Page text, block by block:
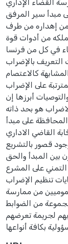
القضاء الإداري
مبدأ سير المرفق
من إهداره من طرف
من أدوات قوة.
في كل من فرنسا
بالإضراب
كالاعتصام
على الإضراب.
أبرزها إن
هو بحد ذاته
على مبدأ
القاضي الاداري
قصور بالتشريع
بين المبدأ والحق.
على المشرع
تنظيم الإضراب
من ممارسة
من الضوابط
لجريمة تعرضهم